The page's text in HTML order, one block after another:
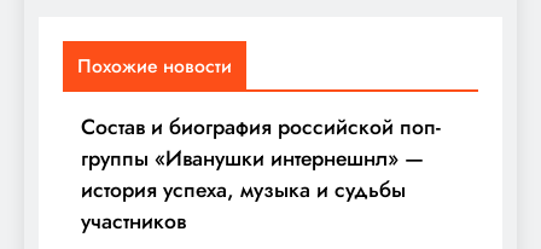
Похожие новости
Состав и биография российской поп-
группы «Иванушки интернешнл» —
история успеха, музыка и судьбы
участников